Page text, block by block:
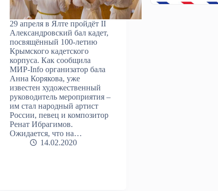
29 апреля в Ялте пройдёт II
Александровский бал кадет,
посвящённый 100-летию
Крымского кадетского
корпуса. Как сообщила
МИР-Info организатор бала
Анна Корякова, уже
известен художественный
руководитель мероприятия –
им стал народный артист
России, певец и композитор
Ренат Ибрагимов.
Ожидается, что на…
14.02.2020